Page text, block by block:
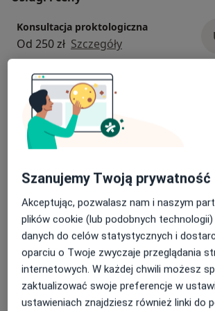
Konsultacja proktologiczna
Od 250 zł Szczegóły
Rektoskopia
250 zł - 350 zł Szczegóły
Skleroterapia piankowa
Skleroterapia żylaków odbytu
Od 700 zł Szczegóły
Kwalifikacja do skleroterapii
220 zł Szczegóły
Szanujemy Twoją prywatność
Akceptując, pozwalasz nam i naszym
plików cookie (lub podobnych
danych do celów statystycznych i
oparciu o Twoje zwyczaje przeglądania
internetowych. W każdej chwili możesz
zaktualizować swoje preferencje w
ustawieniach znajdziesz również linki do